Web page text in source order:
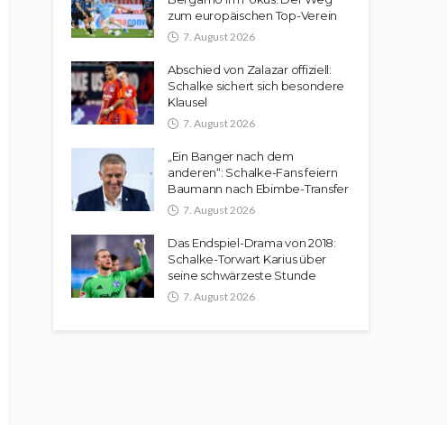
zum europäischen Top-Verein
7. August 2026
Abschied von Zalazar offiziell:
Schalke sichert sich besondere
Klausel
7. August 2026
„Ein Banger nach dem
anderen“: Schalke-Fans feiern
Baumann nach Ebimbe-Transfer
7. August 2026
Das Endspiel-Drama von 2018:
Schalke-Torwart Karius über
seine schwärzeste Stunde
7. August 2026